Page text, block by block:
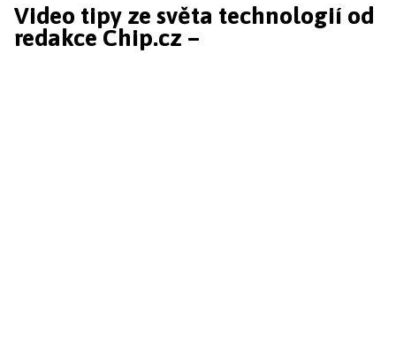
Video tipy ze světa technologií od
redakce Chip.cz –